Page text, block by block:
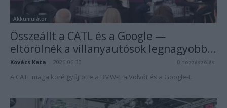
Akkumulátor
Összeállt a CATL és a Google —
eltörölnék a villanyautósok legnagyobb...
Kovács Kata 2026-06-30 0 hozzászólás
A CATL maga köré gyűjtötte a BMW-t, a Volvót és a Google-t.